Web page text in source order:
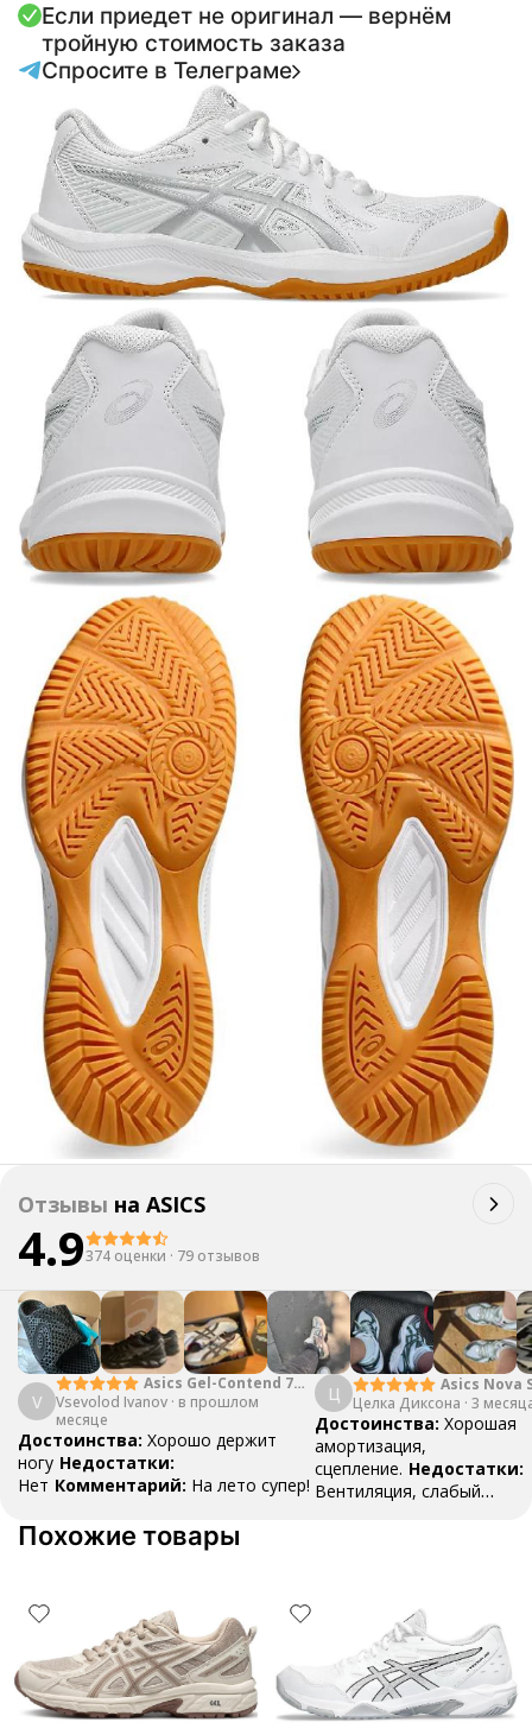
Если приедет не оригинал — вернём
тройную стоимость заказа
Спросите в Телеграме
Отзывы на ASICS
4.9374 оценки · 79 отзывов
V
Asics Gel-Contend 7
Light Grey
Vsevolod Ivanov · в прошлом
месяце
Достоинства: Хорошо держит
ногу Недостатки:
Нет Комментарий: На лето супер!
Ц
Asics Nova
Black Green
Целка Диксона · 3
Достоинства: Хорошая
амортизация,
сцепление. Недостатки:
Вентиляция, слабый
каких либо повреждений,
протираться верх носка,
лично моя проблема, так
кроссовках которые я
но может у кого так же
Похожие товары